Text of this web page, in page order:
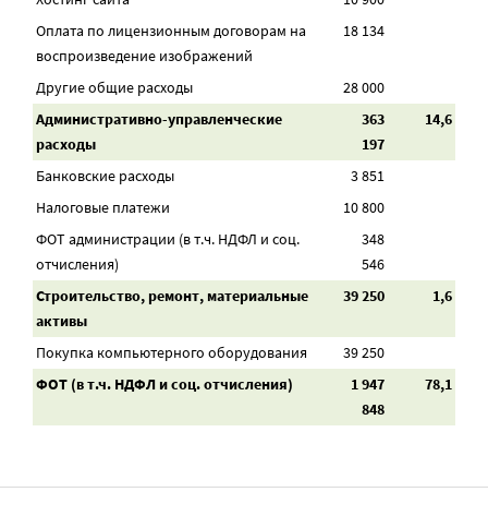
Оплата по лицензионным договорам на
воспроизведение изображений
18 134
Другие общие расходы
28 000
Административно-управленческие
расходы
363
197
14,6
Банковские расходы
3 851
Налоговые платежи
10 800
ФОТ администрации (в т.ч. НДФЛ и соц.
отчисления)
348
546
Строительство, ремонт, материальные
активы
39 250 1,6
Покупка компьютерного оборудования
39 250
ФОТ (в т.ч. НДФЛ и соц. отчисления)
1 947
848
78,1